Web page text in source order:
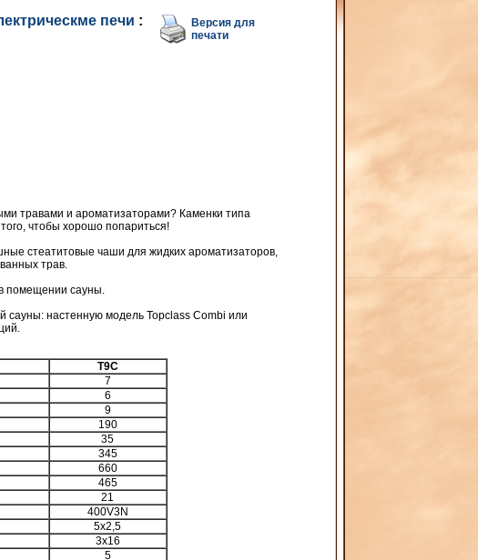
печи :
Версия для
печати
травами и ароматизаторами? Каменки типа
чтобы хорошо попариться!
стеатитовые чаши для жидких ароматизаторов,
трав.
помещении сауны.
сауны: настенную модель Topclass Combi или
T9C
7
6
9
190
35
345
660
465
21
400V3N
5x2,5
3x16
5